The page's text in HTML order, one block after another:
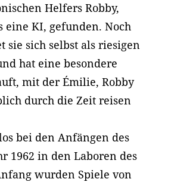
Helfers Robby,
eine KI, gefunden. Noch
sie sich selbst als riesigen
hat eine besondere
mit der Émilie, Robby
durch die Zeit reisen
bei den Anfängen des
1962 in den Laboren des
wurden Spiele von